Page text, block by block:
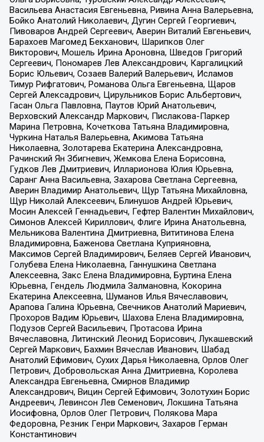
Васильева Анастасия Евгеньевна, Ривина Анна Валерьевна,
Бойко Анатолий Николаевич, Дугин Сергей Георгиевич,
Пивоваров Андрей Сергеевич, Аверин Виталий Евгеньевич,
Барахоев Магомед Бекханович, Шарипков Олег
Викторович, Мошель Ирина Ароновна, Шведов Григорий
Сергеевич, Пономарев Лев Александрович, Каргалицкий
Борис Юльевич, Созаев Валерий Валерьевич, Исламов
Тимур Рифгатович, Романова Ольга Евгеньевна, Щаров
Сергей Алексадрович, Цирульников Борис Альбертович,
Гасан Ольга Павловна, Паутов Юрий Анатольевич,
Верховский Александр Маркович, Пислакова-Паркер
Марина Петровна, Кочеткова Татьяна Владимировна,
Чуркина Наталья Валерьевна, Акимова Татьяна
Николаевна, Золотарева Екатерина Александровна,
Рачинский Ян Збигневич, Жемкова Елена Борисовна,
Гудков Лев Дмитриевич, Илларионова Юлия Юрьевна,
Саранг Анна Васильевна, Захарова Светлана Сергеевна,
Аверин Владимир Анатольевич, Щур Татьяна Михайловна,
Щур Николай Алексеевич, Блинушов Андрей Юрьевич,
Мосин Алексей Геннадьевич, Гефтер Валентин Михайлович,
Симонов Алексей Кириллович, Флиге Ирина Анатольевна,
Мельникова Валентина Дмитриевна, Вититинова Елена
Владимировна, Баженова Светлана Куприяновна,
Максимов Сергей Владимирович, Беляев Сергей Иванович,
Голубева Елена Николаевна, Ганнушкина Светлана
Алексеевна, Закс Елена Владимировна, Буртина Елена
Юрьевна, Гендель Людмила Залмановна, Кокорина
Екатерина Алексеевна, Шуманов Илья Вячеславович,
Арапова Галина Юрьевна, Свечников Анатолий Мариевич,
Прохоров Вадим Юрьевич, Шахова Елена Владимировна,
Подузов Сергей Васильевич, Протасова Ирина
Вячеславовна, Литинский Леонид Борисович, Лукашевский
Сергей Маркович, Бахмин Вячеслав Иванович, Шабад
Анатолий Ефимович, Сухих Дарья Николаевна, Орлов Олег
Петрович, Добровольская Анна Дмитриевна, Королева
Александра Евгеньевна, Смирнов Владимир
Александрович, Вицин Сергей Ефимович, Золотухин Борис
Андреевич, Левинсон Лев Семенович, Локшина Татьяна
Иосифовна, Орлов Олег Петрович, Полякова Мара
Федоровна, Резник Генри Маркович, Захаров Герман
Константинович